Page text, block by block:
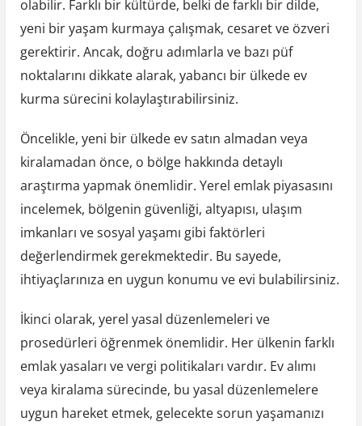
olabilir. Farklı bir kültürde, belki de farklı bir dilde,
yeni bir yaşam kurmaya çalışmak, cesaret ve özveri
gerektirir. Ancak, doğru adımlarla ve bazı püf
noktalarını dikkate alarak, yabancı bir ülkede ev
kurma sürecini kolaylaştırabilirsiniz.
Öncelikle, yeni bir ülkede ev satın almadan veya
kiralamadan önce, o bölge hakkında detaylı
araştırma yapmak önemlidir. Yerel emlak piyasasını
incelemek, bölgenin güvenliği, altyapısı, ulaşım
imkanları ve sosyal yaşamı gibi faktörleri
değerlendirmek gerekmektedir. Bu sayede,
ihtiyaçlarınıza en uygun konumu ve evi bulabilirsiniz.
İkinci olarak, yerel yasal düzenlemeleri ve
prosedürleri öğrenmek önemlidir. Her ülkenin farklı
emlak yasaları ve vergi politikaları vardır. Ev alımı
veya kiralama sürecinde, bu yasal düzenlemelere
uygun hareket etmek, gelecekte sorun yaşamanızı